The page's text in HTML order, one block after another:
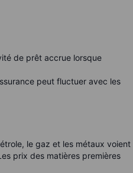
de prêt accrue lorsque
peut fluctuer avec les
le gaz et les métaux voient
prix des matières premières